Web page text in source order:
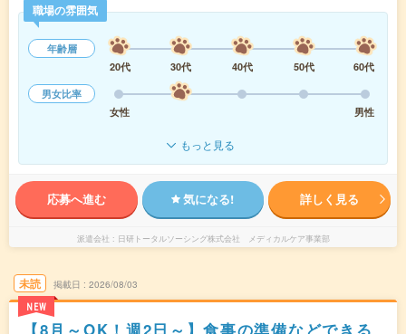
職場の雰囲気
年齢層
20代
30代 40代 50代
60代
男女比率
女性
男性
もっと見る
応募へ進む 気になる! 詳しく見る
派遣会社 日研トータルソーシング株式会社 メディカルケア事業部
未読
NEW
掲載日 2026/08/03
【8月～OK！週2日～】食事の準備などできる